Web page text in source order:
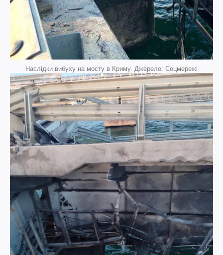
Наслідки вибуху на мосту в Криму. Джерело: Соцмережі